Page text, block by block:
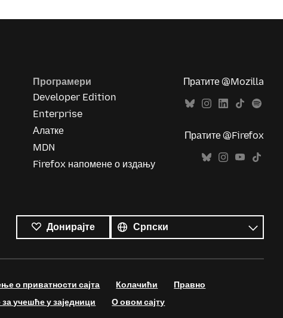
Програмери
Developer Edition
Enterprise
Алатке
MDN
Firefox напомене о издању
Пратите @Mozilla
Пратите @Firefox
Донирајте
језици
Језик
о приватности сајта Колачићи
Правно
учешће у заједници
О овом сајту